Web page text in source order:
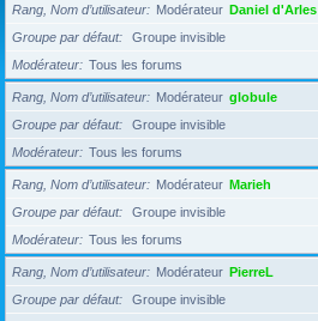
Rang, Nom d’utilisateur Modérateur Daniel d'Arles
Groupe par défaut
Groupe invisible
Modérateur
Tous les forums
Rang, Nom d’utilisateur Modérateur globule
Groupe par défaut
Groupe invisible
Modérateur
Tous les forums
Rang, Nom d’utilisateur Modérateur Marieh
Groupe par défaut
Groupe invisible
Modérateur
Tous les forums
Rang, Nom d’utilisateur Modérateur PierreL
Groupe par défaut
Groupe invisible